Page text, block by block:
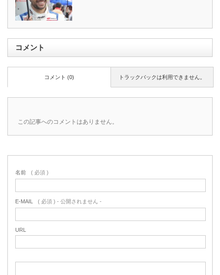
コメント
トラックバックは利用できません。
コメント (0)
この記事へのコメントはありません。
名前 ( 必須 )
E-MAIL ( 必須 ) - 公開されません -
URL